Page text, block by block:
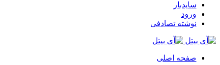
سایدبار
ورود
نوشته تصادفی
صفحه اصلی